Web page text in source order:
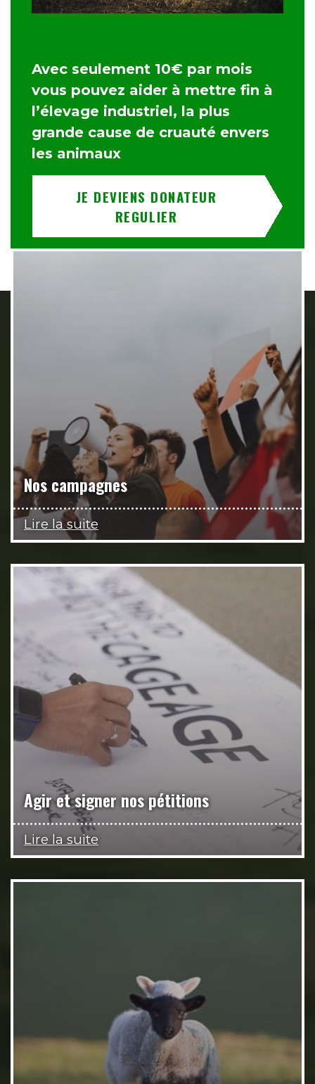
Avec seulement 10€ par mois
vous pouvez aider à mettre fin à
l’élevage industriel, la plus
grande cause de cruauté envers
les animaux
JE DEVIENS DONATEUR
REGULIER
Nos campagnes
Lire la suite
Agir et signer nos pétitions
Lire la suite